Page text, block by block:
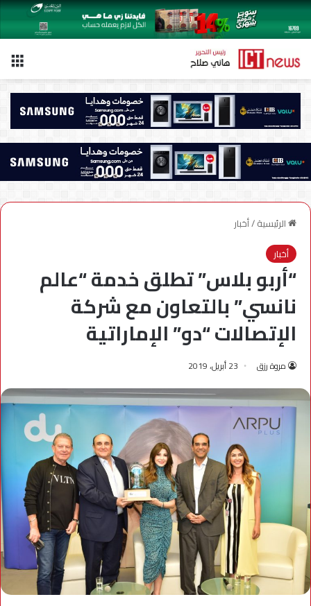
الرئيسية/أخبار
أخبار
“أربو بلاس” تطلق خدمة “عالم
نانسي” بالتعاون مع شركة
الإتصالات “دو” الإماراتية
مروة رزق 23 أبريل، 2019